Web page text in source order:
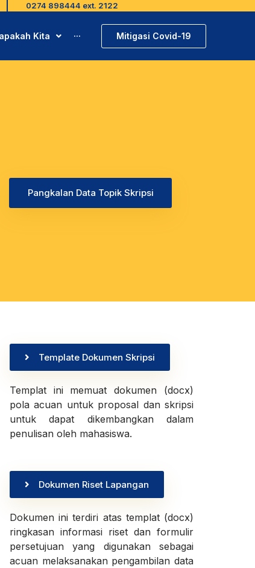
0274 898444 ext. 2122
Kita ··· Mitigasi Covid-19
Pangkalan Data Topik Skripsi
Template Dokumen Skripsi
Templat ini memuat dokumen (docx)
pola acuan untuk proposal dan skripsi
untuk dapat dikembangkan dalam
penulisan oleh mahasiswa.
Dokumen Riset Lapangan
Dokumen ini terdiri atas templat (docx)
ringkasan informasi riset dan formulir
persetujuan yang digunakan sebagai
acuan melaksanakan pengambilan data